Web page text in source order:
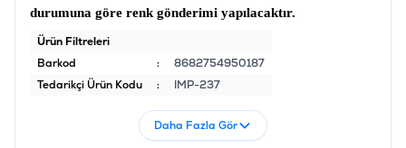
durumuna göre renk gönderimi yapılacaktır.
Ürün Filtreleri
Barkod
:
8682754950187
Tedarikçi Ürün Kodu
: IMP-237
Daha Fazla Gör